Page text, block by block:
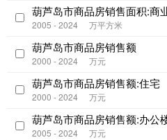
葫芦岛市商品房销售面积:商
2005 - 2024 万平方米
葫芦岛市商品房销售额
2000 - 2024 万元
葫芦岛市商品房销售额:住宅
2000 - 2024 万元
葫芦岛市商品房销售额:办公
2005 - 2024 万元